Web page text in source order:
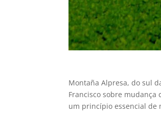
Montaña Alpresa, do sul
Francisco sobre
um princípio essencial de